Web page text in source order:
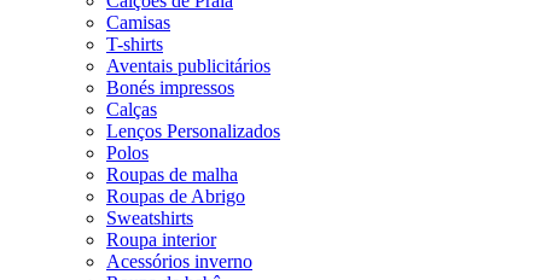
Camisas
T-shirts
Aventais publicitários
Bonés impressos
Calças
Lenços Personalizados
Polos
Roupas de malha
Roupas de Abrigo
Sweatshirts
Roupa interior
Acessórios inverno